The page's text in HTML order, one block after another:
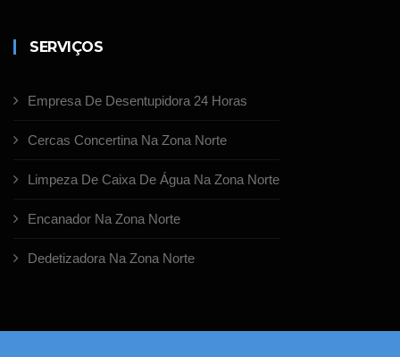
SERVIÇOS
Empresa De Desentupidora 24 Horas
Cercas Concertina Na Zona Norte
Limpeza De Caixa De Água Na Zona Norte
Encanador Na Zona Norte
Dedetizadora Na Zona Norte